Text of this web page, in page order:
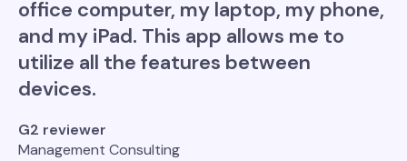
office computer, my laptop, my phone,
and my iPad. This app allows me to
utilize all the features between
devices.
G2 reviewer
Management Consulting